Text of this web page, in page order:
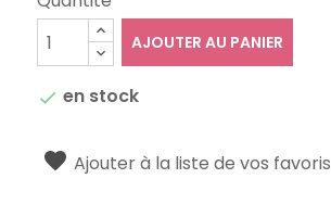
AJOUTER AU PANIER
 en stock
Ajouter à la liste de vos favoris